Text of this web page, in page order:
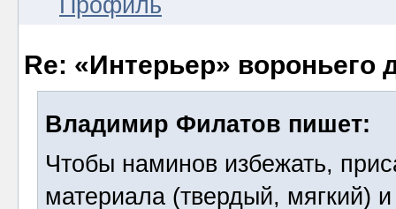
Re: «Интерьер» вороньего
Владимир Филатов пишет:
Чтобы наминов избежать,
материала (твердый, мягкий)